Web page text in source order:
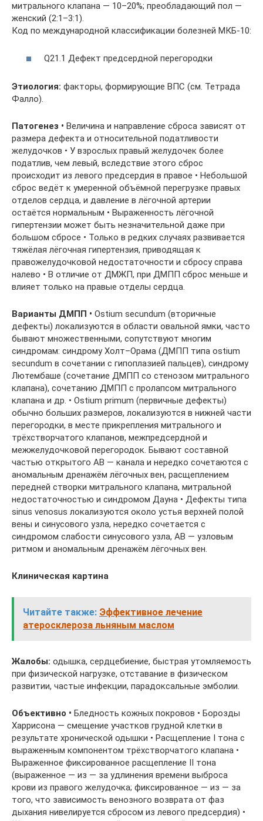
митрального клапана — 10–20%; преобладающий пол —
женский (2:1–3:1).
Код по международной классификации болезней МКБ-10:
Q21.1 Дефект предсердной перегородки
Этиология: факторы, формирующие ВПС (см. Тетрада
Фалло).
Патогенез • Величина и направление сброса зависят от
размера дефекта и относительной податливости
желудочков • У взрослых правый желудочек более
податлив, чем левый, вследствие этого сброс
происходит из левого предсердия в правое • Небольшой
сброс ведёт к умеренной объёмной перегрузке правых
отделов сердца, и давление в лёгочной артерии
остаётся нормальным • Выраженность лёгочной
гипертензии может быть незначительной даже при
большом сбросе • Только в редких случаях развивается
тяжёлая лёгочная гипертензия, приводящая к
правожелудочковой недостаточности и сбросу справа
налево • В отличие от ДМЖП, при ДМПП сброс меньше и
влияет только на правые отделы сердца.
Варианты ДМПП • Ostium secundum (вторичные
дефекты) локализуются в области овальной ямки, часто
бывают множественными, сопутствуют многим
синдромам: синдрому Холт–Орама (ДМПП типа ostium
secundum в сочетании с гипоплазией пальцев), синдрому
Лютембаше (сочетание ДМПП со стенозом митрального
клапана), сочетанию ДМПП с пролапсом митрального
клапана и др. • Ostium primum (первичные дефекты)
обычно больших размеров, локализуются в нижней части
перегородки, в месте прикрепления митрального и
трёхстворчатого клапанов, межпредсердной и
межжелудочковой перегородок. Бывают составной
частью открытого АВ — канала и нередко сочетаются с
аномальным дренажём лёгочных вен, расщеплением
передней створки митрального клапана, митральной
недостаточностью и синдромом Дауна • Дефекты типа
sinus venosus локализуются около устья верхней полой
вены и синусового узла, нередко сочетается с
синдромом слабости синусового узла, АВ — узловым
ритмом и аномальным дренажём лёгочных вен.
Клиническая картина
Читайте также: Эффективное лечение
атеросклероза льняным маслом
Жалобы: одышка, сердцебиение, быстрая утомляемость
при физической нагрузке, отставание в физическом
развитии, частые инфекции, парадоксальные эмболии.
Объективно • Бледность кожных покровов • Борозды
Харрисона — смещение участков грудной клетки в
результате хронической одышки • Расщепление I тона с
выраженным компонентом трёхстворчатого клапана •
Выраженное фиксированное расщепление II тона
(выраженное — из — за удлинения времени выброса
крови из правого желудочка; фиксированное — из — за
того, что зависимость венозного возврата от фаз
дыхания нивелируется сбросом из левого предсердия) •